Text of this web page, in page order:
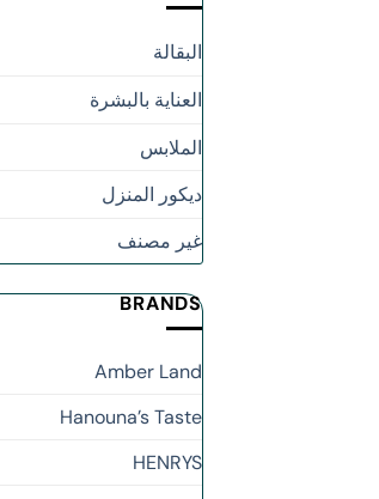
البقالة
العناية بالبشرة
الملابس
ديكور المنزل
غير مصنف
BRANDS
Amber Land
Hanouna’s Taste
HENRYS